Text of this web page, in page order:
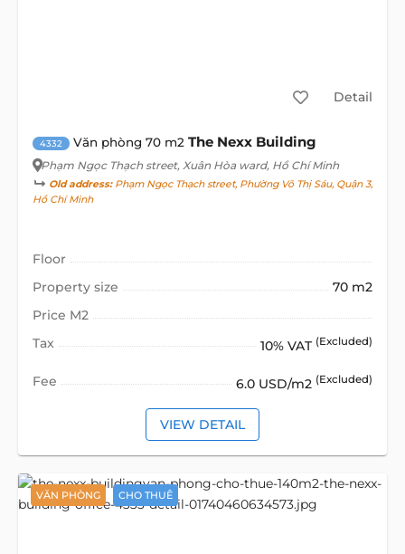
Detail
4332 Văn phòng 70 m2 The Nexx Building
Phạm Ngọc Thạch street, Xuân Hòa ward, Hồ Chí Minh
Old address:Phạm Ngọc Thạch street, Phường Võ Thị Sáu, Quận 3,
Hồ Chí Minh
Floor
Property size
70 m2
Price M2
Tax
10% VAT (Excluded)
Fee 6.0 USD/m2 (Excluded)
VIEW DETAIL
VĂN PHÒNG CHO THUÊ